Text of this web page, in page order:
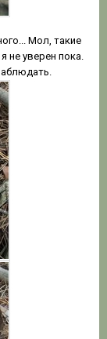
Мол, такие
не уверен пока.